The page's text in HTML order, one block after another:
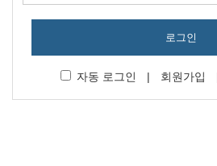
로그인
자동 로그인 | 회원가입